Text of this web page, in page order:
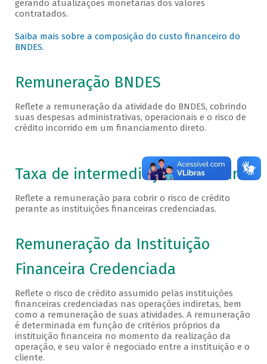
gerando atualizações monetárias dos valores
contratados.
Saiba mais sobre a composição do custo financeiro do
BNDES.
Remuneração BNDES
Reflete a remuneração da atividade do BNDES, cobrindo
suas despesas administrativas, operacionais e o risco de
crédito incorrido em um financiamento direto.
Taxa de intermediação financeira
Reflete a remuneração para cobrir o risco de crédito
perante as instituições financeiras credenciadas.
Remuneração da Instituição
Financeira Credenciada
Reflete o risco de crédito assumido pelas instituições
financeiras credenciadas nas operações indiretas, bem
como a remuneração de suas atividades. A remuneração
é determinada em função de critérios próprios da
instituição financeira no momento da realização da
operação, e seu valor é negociado entre a instituição e o
cliente.